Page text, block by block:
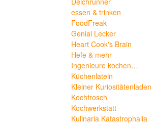
essen & trinken
FoodFreak
Genial Lecker
Heart Cook's Brain
Hefe & mehr
Ingenieure kochen…
Küchenlatein
Kleiner Kuriositätenladen
Kochfrosch
Kochwerkstatt
Kulinaria Katastrophalia